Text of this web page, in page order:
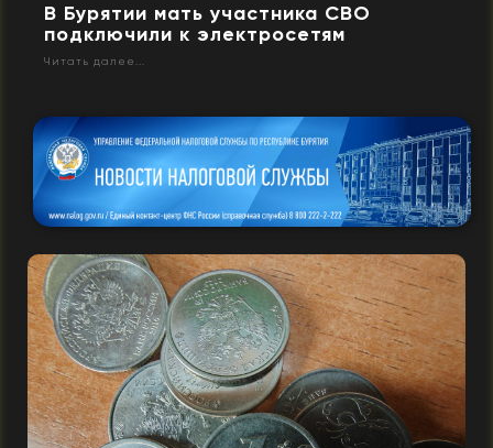
В Бурятии мать участника СВО
подключили к электросетям
Читать далее...